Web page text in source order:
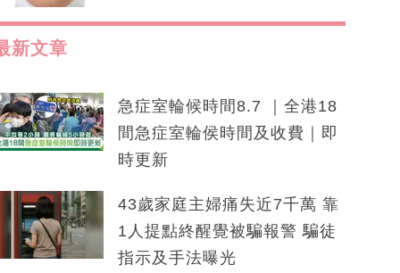
新文章
急症室輪候時間8.7 ｜全港18
間急症室輪侯時間及收費｜即
時更新
43歲家庭主婦痛失近7千萬 靠
1人提點終醒覺被騙報警 騙徒
指示及手法曝光